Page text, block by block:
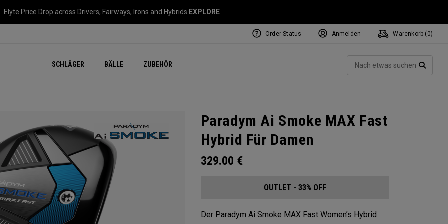
Elyte Price Drop across Drivers, Fairways, Irons and Hybrids EXPLORE
SCHLÄGER BÄLLE ZUBEHÖR
Order Status Anmelden Warenkorb ( 0)
Paradym Ai Smoke MAX Fast
Hybrid Für Damen
329.00 €
OUTLET - 33% OFF
Der Paradym Ai Smoke MAX Fast Women’s Hybrid